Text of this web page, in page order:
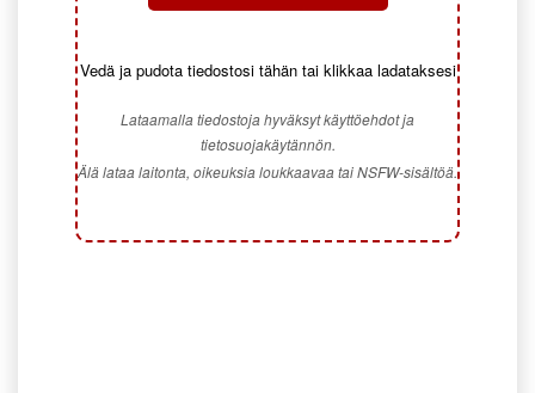
Vedä ja pudota tiedostosi tähän tai klikkaa ladataksesi
Lataamalla tiedostoja hyväksyt käyttöehdot ja
tietosuojakäytännön.
Älä lataa laitonta, oikeuksia loukkaavaa tai NSFW-sisältöä.